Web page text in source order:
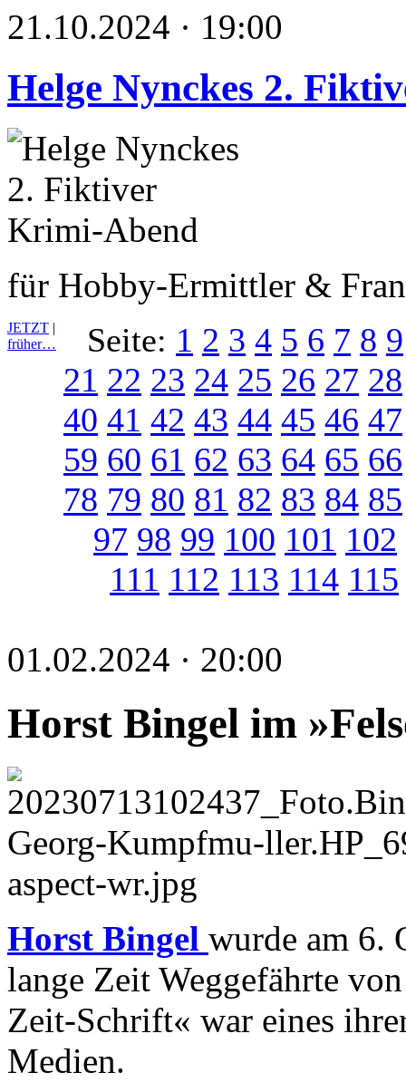
21.10.2024 · 19:00
Helge Nynckes 2.
für Hobby-Ermittler &
JETZT |
früher…
Seite: 1 2 3 4 5 6 7 8 9
21 22 23 24 25 26 27 28
40 41 42 43 44 45 46 47
59 60 61 62 63 64 65 66
78 79 80 81 82 83 84 85
97 98 99 100 101 102
111 112 113 114 115
01.02.2024 · 20:00
Horst Bingel im
Horst Bingel wurde am 6.
lange Zeit Weggefährte
Zeit-Schrift« war eines
Medien.